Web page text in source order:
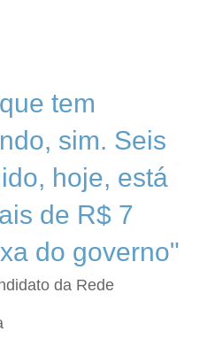
tem
sim. Seis
hoje, está
de R$ 7
do governo"
da Rede